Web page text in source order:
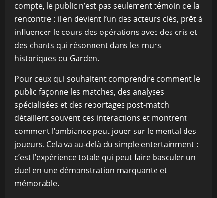
compte, le public n’est pas seulement témoin de la
rencontre : il en devient l’un des acteurs clés, prêt à
influencer le cours des opérations avec des cris et
des chants qui résonnent dans les murs
historiques du Garden.
Pour ceux qui souhaitent comprendre comment le
public façonne les matches, des analyses
spécialisées et des reportages post-match
détaillent souvent ces interactions et montrent
comment l’ambiance peut jouer sur le mental des
joueurs. Cela va au-delà du simple entertainment :
c’est l’expérience totale qui peut faire basculer un
duel en une démonstration marquante et
mémorable.